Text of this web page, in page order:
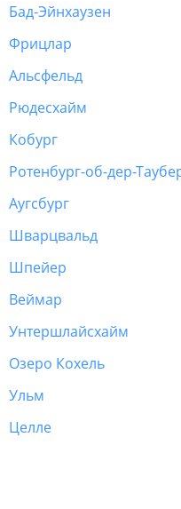
Бад-Эйнхаузен
Фрицлар
Альсфельд
Рюдесхайм
Кобург
Ротенбург-об-дер-
Аугсбург
Шварцвальд
Шпейер
Веймар
Унтершлайсхайм
Озеро Кохель
Ульм
Целле